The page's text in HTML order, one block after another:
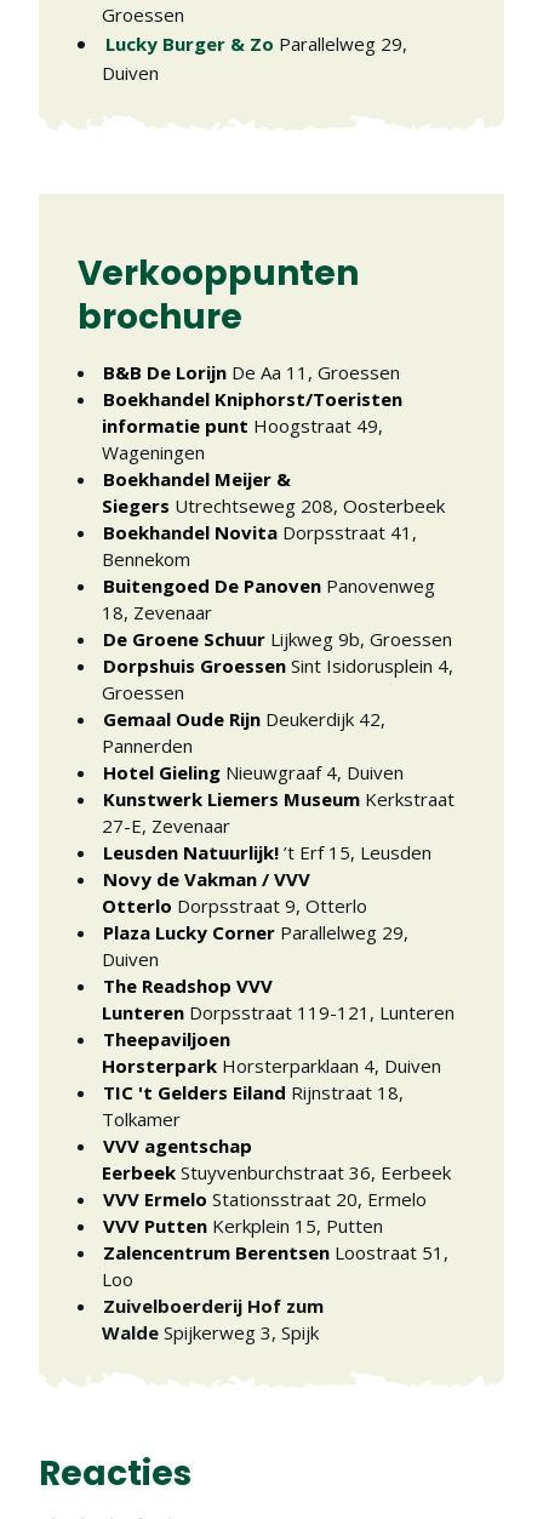
Groessen
Lucky Burger & Zo Parallelweg 29,
Duiven
Verkooppunten
brochure
B&B De Lorijn De Aa 11 , Groessen
Boekhandel Kniphorst/Toeristen
informatie punt Hoogstraat 49,
Wageningen
Boekhandel Meijer &
Siegers Utrechtseweg 208, Oosterbeek
Boekhandel Novita Dorpsstraat 41 ,
Bennekom
Buitengoed De Panoven Panovenweg
18, Zevenaar
De Groene Schuur Lijkweg 9b, Groessen
Dorpshuis Groessen Sint Isidorusplein 4,
Groessen
Gemaal Oude Rijn Deukerdijk 42,
Pannerden
Hotel Gieling Nieuwgraaf 4, Duiven
Kunstwerk Liemers Museum Kerkstraat
27-E, Zevenaar
Leusden Natuurlijk! ’t Erf 15, Leusden
Novy de Vakman / VVV
Otterlo Dorpsstraat 9, Otterlo
Plaza Lucky Corner Parallelweg 29,
Duiven
The Readshop VVV
Lunteren Dorpsstraat 119-121 , Lunteren
Theepaviljoen
Horsterpark Horsterparklaan 4, Duiven
TIC 't Gelders Eiland Rijnstraat 18,
Tolkamer
VVV agentschap
Eerbeek Stuyvenburchstraat 36, Eerbeek
VVV Ermelo Stationsstraat 20, Ermelo
VVV Putten Kerkplein 15, Putten
Zalencentrum Berentsen Loostraat 51 ,
Loo
Zuivelboerderij Hof zum
Walde Spijkerweg 3, Spijk
Reacties